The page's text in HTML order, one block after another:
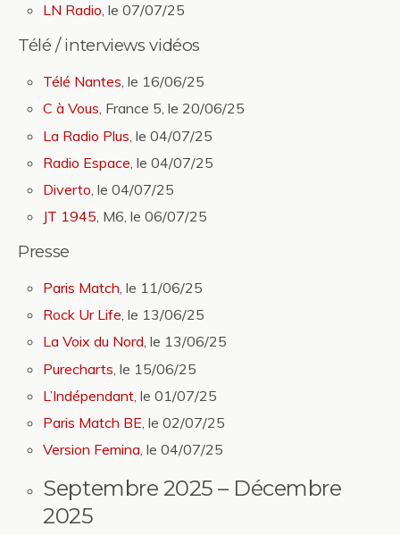
LN Radio, le 07/07/25
Télé / interviews vidéos
Télé Nantes, le 16/06/25
C à Vous, France 5, le 20/06/25
La Radio Plus , le 04/07/25
Radio Espace , le 04/07/25
Diverto , le 04/07/25
JT 1945, M6, le 06/07/25
Presse
Paris Match, le 11/06/25
Rock Ur Life, le 13/06/25
La Voix du Nord, le 13/06/25
Purecharts , le 15/06/25
L’Indépendant , le 01/07/25
Paris Match BE , le 02/07/25
Version Femina, le 04/07/25
Septembre 2025 – Décembre
2025